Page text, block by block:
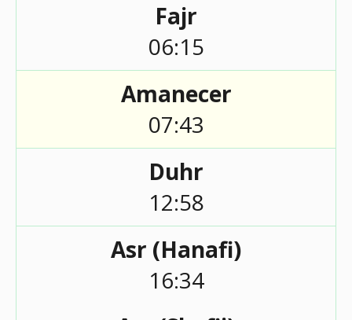
Fajr
06:15
Amanecer
07:43
Duhr
12:58
Asr (Hanafi)
16:34